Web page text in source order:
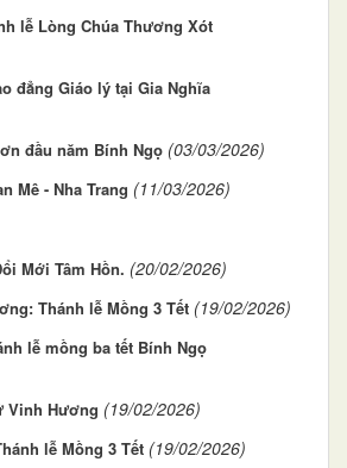
lễ Lòng Chúa Thương Xót
đẳng Giáo lý tại Gia Nghĩa
đầu năm Bính Ngọ (03/03/2026)
Mê - Nha Trang (11/03/2026)
Mới Tâm Hồn. (20/02/2026)
Thánh lễ Mồng 3 Tết (19/02/2026)
lễ mồng ba tết Bính Ngọ
Vinh Hương (19/02/2026)
lễ Mồng 3 Tết (19/02/2026)